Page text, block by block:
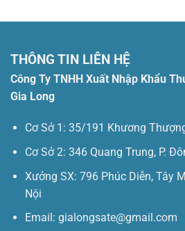
THÔNG TIN LIÊN HỆ
Công Ty TNHH Xuất Nhập Khẩu
Gia Long
Cơ Sở 1: 35/191 Khương
Cơ Sở 2: 346 Quang Trung, P.
Xưởng SX: 796 Phúc Diễn, Tây
Nội
Email: gialongsate@gmail.com